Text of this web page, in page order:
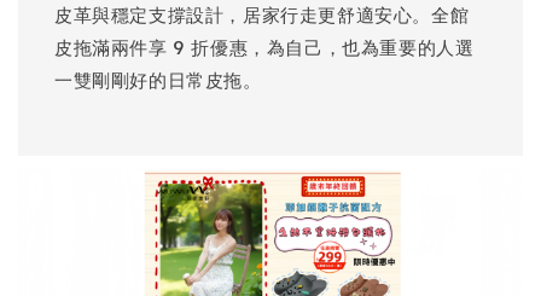
皮革與穩定支撐設計，居家行走更舒適安心。全館
皮拖滿兩件享 9 折優惠，為自己，也為重要的人選
一雙剛剛好的日常皮拖。